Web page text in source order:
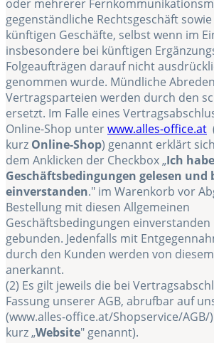
oder mehrerer
gegenständliche Rechtsgeschäft
künftigen Geschäfte, selbst wenn im
insbesondere bei künftigen
Folgeaufträgen darauf nicht
genommen wurde. Mündliche
Vertragsparteien werden durch den
ersetzt. Im Falle eines
Online-Shop unterwww.alles-office.at
kurz Online-Shop) genannt erklärt
dem Anklicken der Checkbox „Ich
Geschäftsbedingungen gelesen
einverstanden." im Warenkorb vor
Bestellung mit diesen Allgemeinen
Geschäftsbedingungen einverstanden
gebunden. Jedenfalls mit
durch den Kunden werden von
anerkannt.
(2) Es gilt jeweils die bei
Fassung unserer AGB, abrufbar auf
(www.alles-office.at/Shopservice/AGB/
kurz „Website" genannt).